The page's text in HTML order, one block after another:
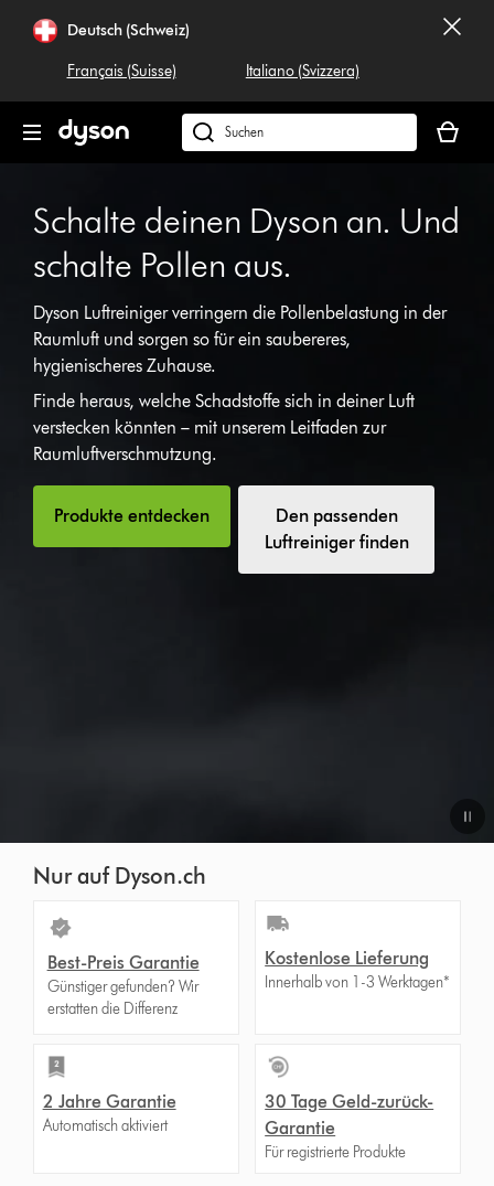
überspringenDeutsch (Schweiz)
Français (Suisse) Italiano (Svizzera)
Dyson.ch
Transcript
Video-
Transkript
Schalte deinen Dyson an. Und
schalte Pollen aus.
Dyson Luftreiniger verringern die Pollenbelastung in der
Raumluft und sorgen so für ein saubereres,
hygienischeres Zuhause.
Finde heraus, welche Schadstoffe sich in deiner Luft
verstecken könnten – mit unserem Leitfaden zur
Raumluftverschmutzung.
Produkte entdecken
Den passenden
Luftreiniger finden
Nur auf Dyson.ch
Best-Preis Garantie
Günstiger gefunden? Wir
erstatten die Differenz
Kostenlose Lieferung
Innerhalb von 1-3 Werktagen*
2 Jahre Garantie
Automatisch aktiviert
30 Tage Geld-zurück-
Garantie
Für registrierte Produkte